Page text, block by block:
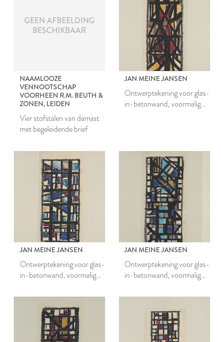
GEEN AFBEELDING
BESCHIKBAAR
NAAMLOOZE
VENNOOTSCHAP
VOORHEEN R.M. BEUTH &
ZONEN, LEIDEN
Vier stofstalen van damast
met begeleidende brief
JAN MEINE JANSEN
Ontwerptekening voor glas-
in-betonwand, voormalig
JAN MEINE JANSEN
Ontwerptekening voor glas-
in-betonwand, voormalig
JAN MEINE JANSEN
Ontwerptekening voor glas-
in-betonwand, voormalig